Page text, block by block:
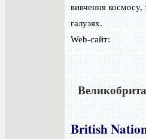
вивчення космосу,
галузях.
Web-сайт:
British